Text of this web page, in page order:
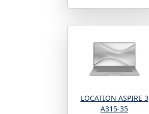
LOCATION ASPIRE 3
A315-35